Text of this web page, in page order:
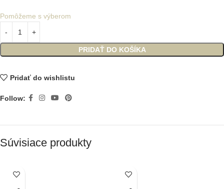
PRIDAŤ DO KOŠÍKA
Pomôžeme s výberom
Pridať do wishlistu
Follow:
Súvisiace produkty